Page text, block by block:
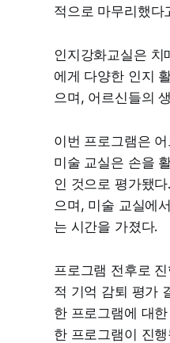
적으로 마무리했다
인지강화교실은
에게 다양한 인지
으며, 어르신들의
이번 프로그램은
미술 교실은 손을
인 것으로 평가됐
으며, 미술 교실에
는 시간을 가졌다.
프로그램 전후로
적 기억 감퇴 평가
한 프로그램에 대
한 프로그램이 진